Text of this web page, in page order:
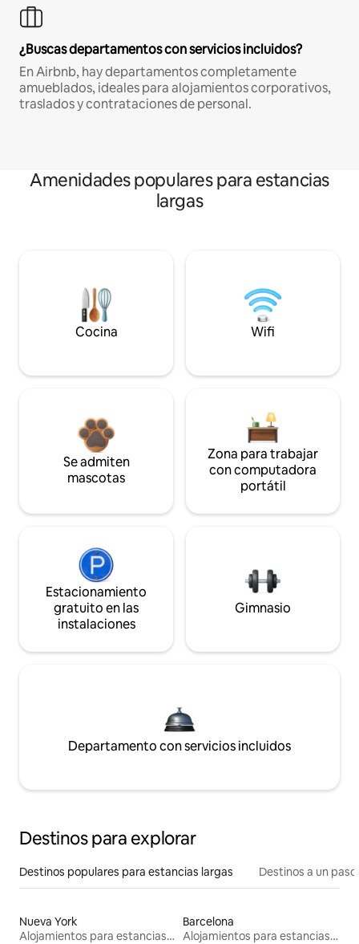
¿Buscas departamentos con servicios incluidos?
En Airbnb, hay departamentos completamente
amueblados, ideales para alojamientos corporativos,
traslados y contrataciones de personal.
Amenidades populares para estancias
largas
Cocina Wifi
Se admiten
mascotas
Zona para trabajar
con computadora
portátil
Estacionamiento
gratuito en las
instalaciones
Gimnasio
Departamento con servicios incluidos
Destinos para explorar
Destinos populares para estancias largas Destinos a un
Nueva York
Alojamientos para estancias largas
Barcelona
Alojamientos para estancias largas